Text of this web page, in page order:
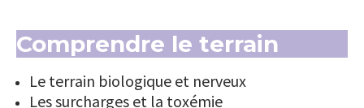
Comprendre le terrain
Le terrain biologique et nerveux
Les surcharges et la toxémie